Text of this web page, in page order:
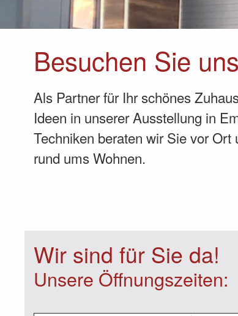
Besuchen Sie
Als Partner für Ihr schönes
Ideen in unserer Ausstellung in
Techniken beraten wir Sie vor
rund ums Wohnen.
Wir sind für Sie da!
Unsere Öffnungszeiten: